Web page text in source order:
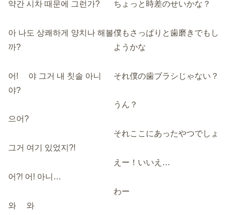
약간 시차 때문에 그런가?
아 나도 상쾌하게 양치나 해볼
까?
어! 야 그거 내 칫솔 아니
야?
으어?
그거 여기 있었지?!
어?! 어! 아니…
와 와
ちょっと時差のせいかな？
僕もさっぱりと歯磨きでもし
ようかな
それ僕の歯ブラシじゃない？
うん？
それここにあったやつでしょ
えー！いいえ…
わー